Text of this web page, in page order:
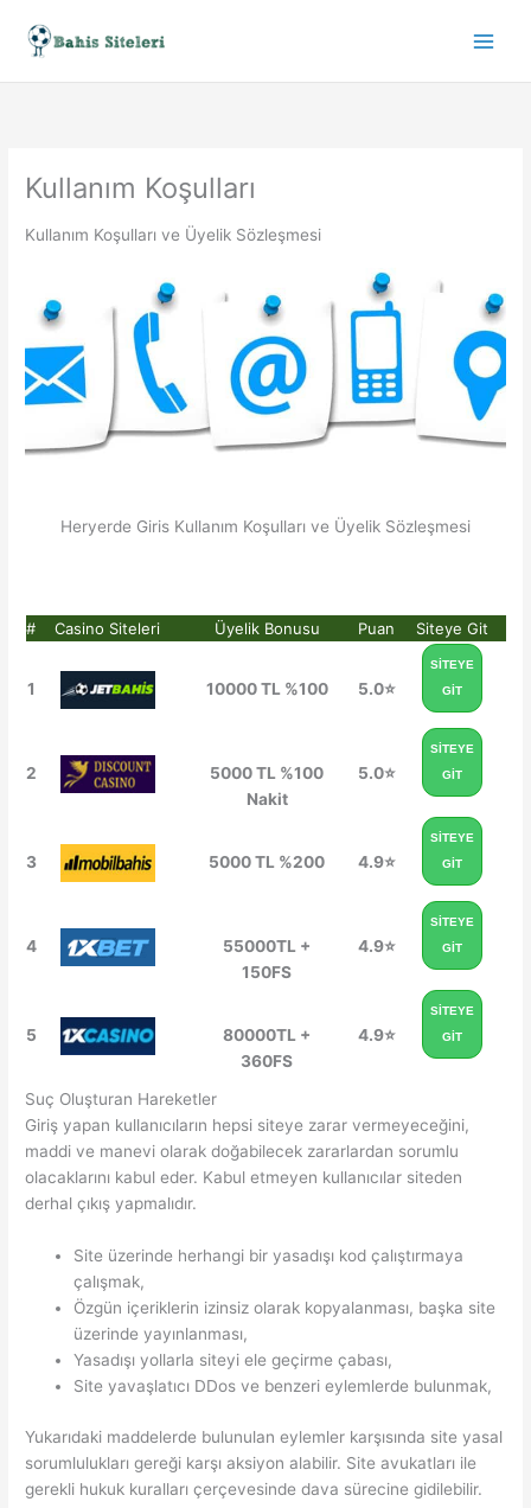
Kullanım Koşulları
Kullanım Koşulları ve Üyelik Sözleşmesi
Heryerde Giris Kullanım Koşulları ve Üyelik Sözleşmesi
# Casino Siteleri Üyelik Bonusu Puan Siteye Git
1 10000 TL %100 5.0⭐
SİTEYE
GİT
2
5000 TL %100
Nakit
5.0⭐
SİTEYE
GİT
3 5000 TL %200 4.9⭐
SİTEYE
GİT
4
55000TL +
150FS
4.9⭐
SİTEYE
GİT
5
80000TL +
360FS
4.9⭐
SİTEYE
GİT
Suç Oluşturan Hareketler
Giriş yapan kullanıcıların hepsi siteye zarar vermeyeceğini,
maddi ve manevi olarak doğabilecek zararlardan sorumlu
olacaklarını kabul eder. Kabul etmeyen kullanıcılar siteden
derhal çıkış yapmalıdır.
Site üzerinde herhangi bir yasadışı kod çalıştırmaya
çalışmak,
Özgün içeriklerin izinsiz olarak kopyalanması, başka site
üzerinde yayınlanması,
Yasadışı yollarla siteyi ele geçirme çabası,
Site yavaşlatıcı DDos ve benzeri eylemlerde bulunmak,
Yukarıdaki maddelerde bulunulan eylemler karşısında site yasal
sorumlulukları gereği karşı aksiyon alabilir. Site avukatları ile
gerekli hukuk kuralları çerçevesinde dava sürecine gidilebilir.